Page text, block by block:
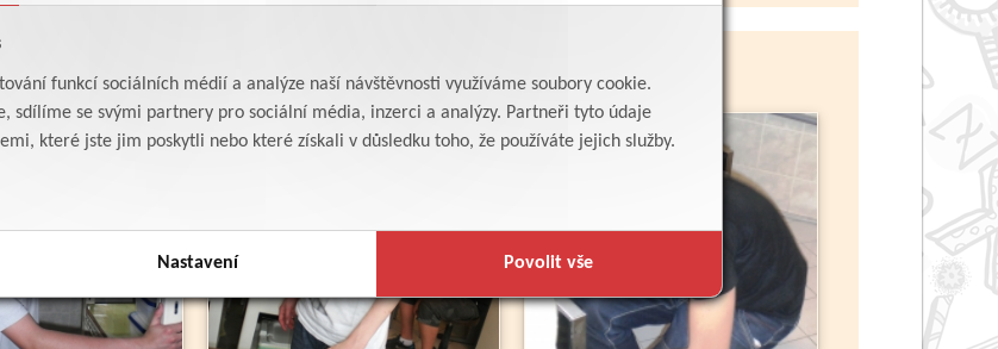
funkcí sociálních médií a analýze naší návštěvnosti využíváme soubory cookie.
sdílíme se svými partnery pro sociální média, inzerci a analýzy. Partneři tyto údaje
které jste jim poskytli nebo které získali v důsledku toho, že používáte jejich služby.
Nastavení Povolit vše